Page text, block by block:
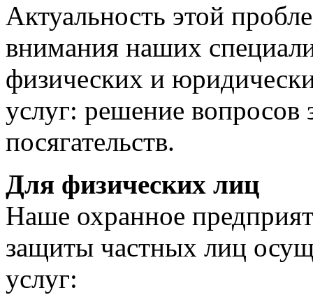
Актуальность этой
внимания наших
физических и
услуг: решение
посягательств.
Для физических лиц
Наше охранное
защиты частных лиц
услуг: